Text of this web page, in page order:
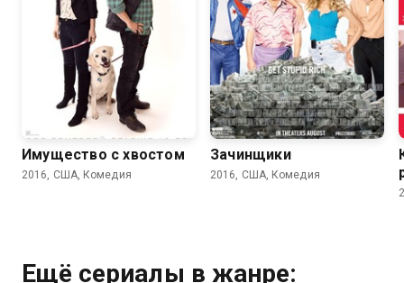
4.9
Имущество с хвостом
2016, США, Комедия
6.2 5.8
Зачинщики
2016, США, Комедия
Ещё сериалы в жанре: